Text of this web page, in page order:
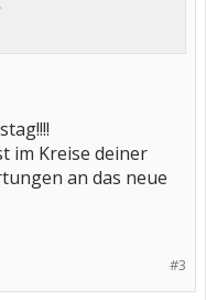
im Kreise deiner
an das neue
#3